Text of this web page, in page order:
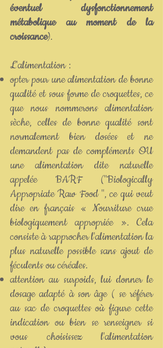
éventuel dysfonctionnement
métabolique au moment de la
croissance).
L'alimentation :
opter pour une alimentation de bonne
qualité et sous forme de croquettes, ce
que nous nommerons alimentation
sèche, celles de bonne qualité sont
normalement bien dosées et ne
demandent pas de compléments OU
une alimentation dite naturelle
appelée BARF ("Biologically
Appropriate Raw Food ", ce qui veut
dire en français « Nourriture crue
biologiquement appropriée ». Cela
consiste à rapprocher l'alimentation la
plus naturelle possible sans ajout de
féculents ou céréales.
attention au surpoids, lui donner le
dosage adapté à son âge ( se référer
au sac de croquettes où figure cette
indication ou bien se renseigner si
vous choisissez l'alimentation